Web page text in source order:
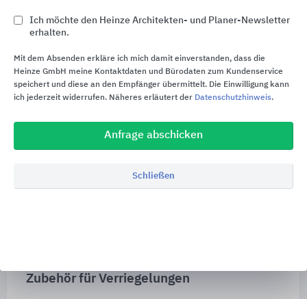
Antriebe.
Zubehör für Verriegelungen
Ich möchte den Heinze Architekten- und Planer-Newsletter
erhalten.
Mit dem Absenden erkläre ich mich damit einverstanden, dass die
Heinze GmbH meine Kontaktdaten und Bürodaten zum Kundenservice
speichert und diese an den Empfänger übermittelt. Die Einwilligung kann
ich jederzeit widerrufen. Näheres erläutert der Datenschutzhinweis.
Anfrage abschicken
Schließen